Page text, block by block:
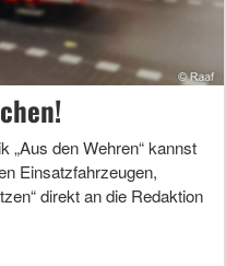
„Aus den Wehren“ kannst
Einsatzfahrzeugen,
direkt an die Redaktion